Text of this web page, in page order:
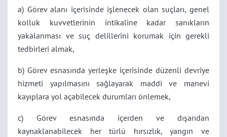
a) Görev alanı içerisinde işlenecek olan suçları, genel
kolluk kuvvetlerinin intikaline kadar sanıkların
yakalanması ve suç delillerini korumak için gerekli
tedbirleri almak,
b) Görev esnasında yerleşke içerisinde düzenli devriye
hizmeti yapılmasını sağlayarak maddi ve manevi
kayıplara yol açabilecek durumları önlemek,
c) Görev esnasında içerden ve dışarıdan
kaynaklanabilecek her türlü hırsızlık, yangın ve